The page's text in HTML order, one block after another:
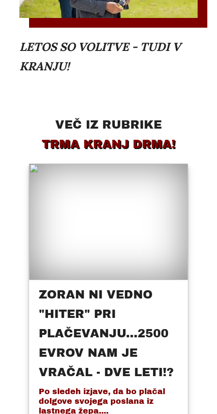
LETOS SO VOLITVE - TUDI V
KRANJU!
VEČ IZ RUBRIKE
TRMA KRANJ DRMA!
ZORAN NI VEDNO
"HITER" PRI
PLAČEVANJU...2500
EVROV NAM JE
VRAČAL - DVE LETI!?
Po sledeh izjave, da bo plačal
dolgove svojega poslana iz
lastnega žepa....